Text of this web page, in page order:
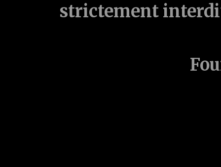
strictement